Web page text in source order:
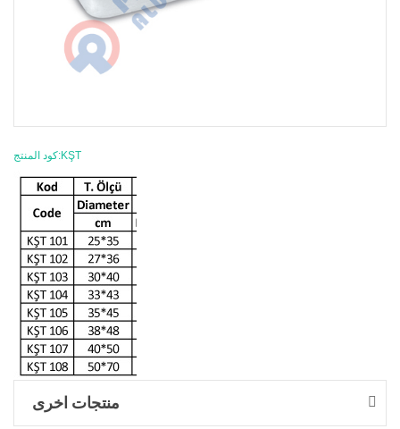
كود المنتج:KŞT
منتجات اخرى